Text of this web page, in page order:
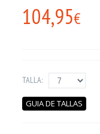
104,95€
TALLA:
GUIA DE TALLAS